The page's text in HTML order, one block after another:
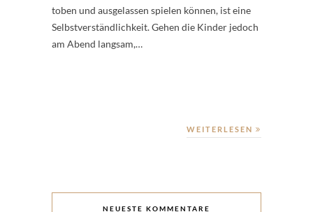
toben und ausgelassen spielen können, ist eine
Selbstverständlichkeit. Gehen die Kinder jedoch
am Abend langsam,…
WEITERLESEN
NEUESTE KOMMENTARE